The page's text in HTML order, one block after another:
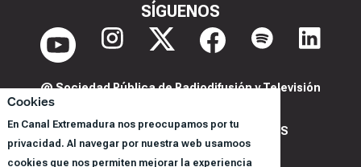
Cookies
En Canal Extremadura nos preocupamos por tu
privacidad. Al navegar por nuestra web usamoos
cookies que nos permiten mejorar la experiencia
SÍGUENOS
@ Sociedad Pública de Radiodifusión y Televisión
POLITICA DE PRIVACIDAD Y COOKIES